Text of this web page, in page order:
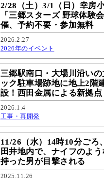
2/28（土）3/1（日）幸房
「三郷スターズ 野球体験
催、予約不要・参加無料
2026.2.27
2026年のイベント
三郷駅南口・大場川沿いの
ック駐車場跡地に地上2階
設！西田金属による新拠点
2026.1.4
工事・再開発
11/26（水）14時10分ごろ
田井地内で、ナイフのよ
持った男が目撃される
2025.11.26